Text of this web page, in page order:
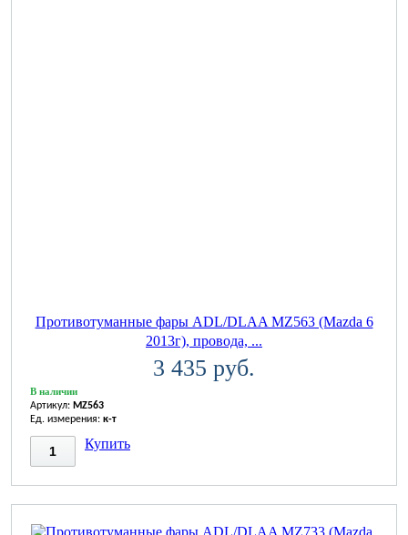
Противотуманные фары ADL/DLAA MZ563 (Mazda 6
2013г), провода, ...
3 435 руб.
В наличии
Артикул: MZ563
Ед. измерения: к-т
Купить